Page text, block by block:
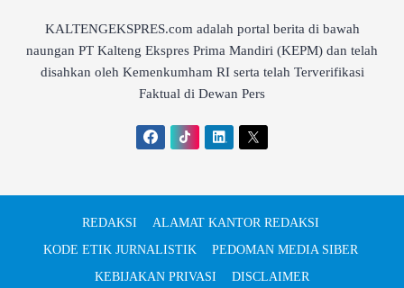
KALTENGEKSPRES.com adalah portal berita di bawah
naungan PT Kalteng Ekspres Prima Mandiri (KEPM) dan telah
disahkan oleh Kemenkumham RI serta telah Terverifikasi
Faktual di Dewan Pers
REDAKSI
ALAMAT KANTOR REDAKSI
KODE ETIK JURNALISTIK
PEDOMAN MEDIA SIBER
KEBIJAKAN PRIVASI
DISCLAIMER